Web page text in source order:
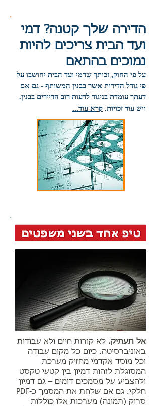
הדירה שלך קטנה? דמי
ועד הבית צריכים להיות
נמוכים בהתאם
על פי החוק, זכותך שדמי ועד הבית יחושבו על
פי גודל הדירות אשר בבנין המשותף - גם אם
דעתך עומדת בניגוד לדעות רוב הדיירים בבנין.
ויש עוד זכויות. קרא עוד...
אל תעתיק. לא קורות חיים ולא עבודות
באוניברסיטה. כיום כל מקום עבודה
וכל מוסד אקדמי מחזיק מערכת
המסוגלת לזהות דמיון בין קטעי טקסט
ולהצביע על מסמכים דומים – גם דמיון
חלקי. גם אם שלחת את המסמך כ-PDF
סרוק (תמונה) מערכות אלו כוללות